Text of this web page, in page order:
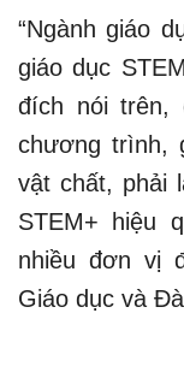
“Ngành giáo
giáo dục
đích nói trên,
chương trình,
vật chất, phải
STEM+ hiệu
nhiều đơn vị
Giáo dục và